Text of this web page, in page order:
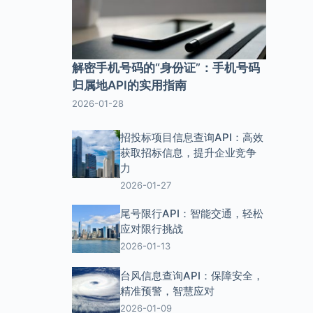
解密手机号码的“身份证”：手机号码
归属地API的实用指南
2026-01-28
招投标项目信息查询API：高效
获取招标信息，提升企业竞争
力
2026-01-27
尾号限行API：智能交通，轻松
应对限行挑战
2026-01-13
台风信息查询API：保障安全，
精准预警，智慧应对
2026-01-09